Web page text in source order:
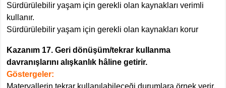
Sürdürülebilir yaşam için gerekli olan kaynakları verimli
kullanır.
Sürdürülebilir yaşam için gerekli olan kaynakları korur
Kazanım 17. Geri dönüşüm/tekrar kullanma
davranışlarını alışkanlık hâline getirir.
Göstergeler:
Materyallerin tekrar kullanılabileceği durumlara örnek verir.